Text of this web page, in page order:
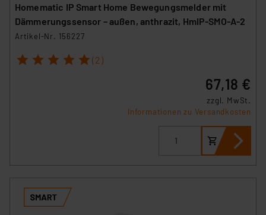
Homematic IP Smart Home Bewegungsmelder mit
Dämmerungssensor – außen, anthrazit, HmIP-SMO-A-2
Artikel-Nr. 156227
1 2 3 4 5 (2)
67,18 €
zzgl. MwSt.
Informationen zu Versandkosten